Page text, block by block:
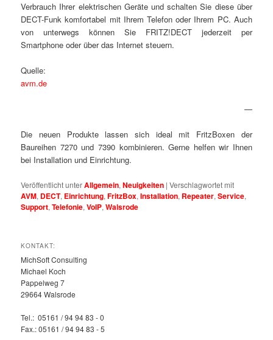
Verbrauch Ihrer elektrischen Geräte und schalten Sie diese über
DECT-Funk komfortabel mit Ihrem Telefon oder Ihrem PC. Auch
von unterwegs können Sie FRITZ!DECT jederzeit per
Smartphone oder über das Internet steuern.
Quelle:
avm.de
—
Die neuen Produkte lassen sich ideal mit FritzBoxen der
Baureihen 7270 und 7390 kombinieren. Gerne helfen wir Ihnen
bei Installation und Einrichtung.
Veröffentlicht unterAllgemein,Neuigkeiten |Verschlagwortet mit
AVM, DECT, Einrichtung,FritzBox,Installation, Repeater,Service,
Support,Telefonie,VoIP,Walsrode
KONTAKT:
MichSoft Consulting
Michael Koch
Pappelweg 7
29664 Walsrode
Tel.: 05161 / 94 94 83 - 0
Fax.: 05161 / 94 94 83 - 5